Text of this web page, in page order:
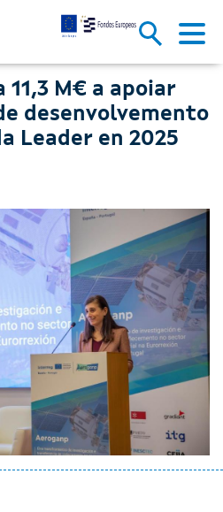
11,3 M€ a
M€ a apoiar
desenvolvemento
Leader en 2025